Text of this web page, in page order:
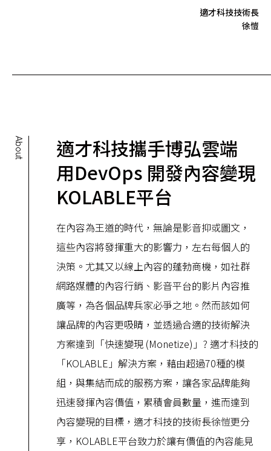
適才科技技術長
徐愷
About
適才科技攜手博弘雲端
用DevOps 開發內容變現
KOLABLE平台
在內容為王道的時代，無論是影音抑或圖文，
這些內容將發揮重大的影響力，左右每個人的
決策。尤其又以線上內容的蓬勃商機，如社群
網路媒體的內容行銷、影音平台的影片內容推
廣等，為各個品牌兵家必爭之地。然而該如何
讓品牌的內容更吸睛，並透過合適的技術解決
方案達到「快速變現 (Monetize)」? 適才科技的
「KOLABLE」解決方案，藉由超過70種的模
組，與集結而成的服務方案，讓各家品牌能夠
迅速發揮內容價值，累積會員數量，進而達到
內容變現的目標，適才科技的技術長徐愷更分
享，KOLABLE平台致力於讓有價值的內容能見